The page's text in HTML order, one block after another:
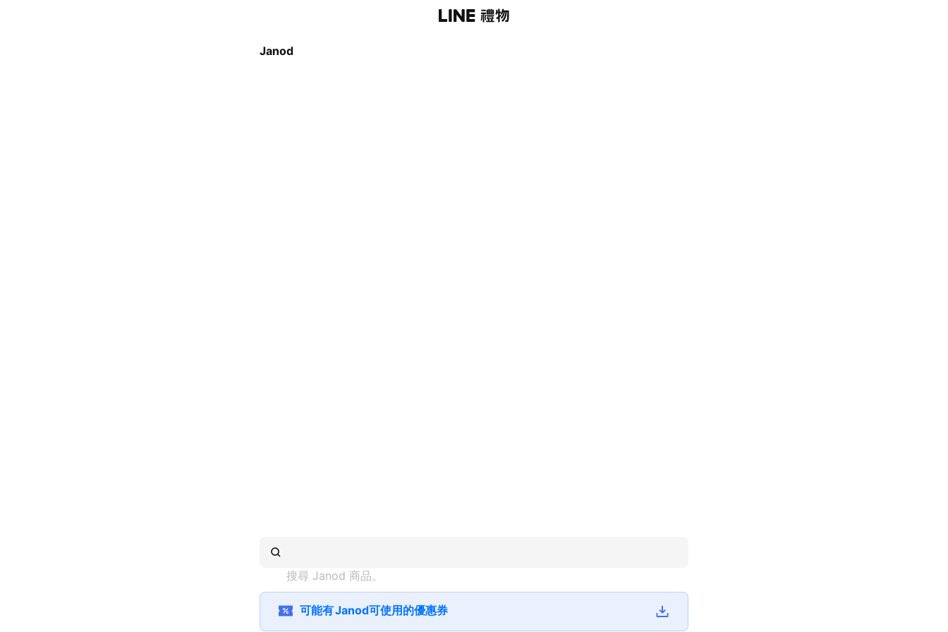
Janod
搜尋 Janod 商品。
可能有Janod可使用的優惠券